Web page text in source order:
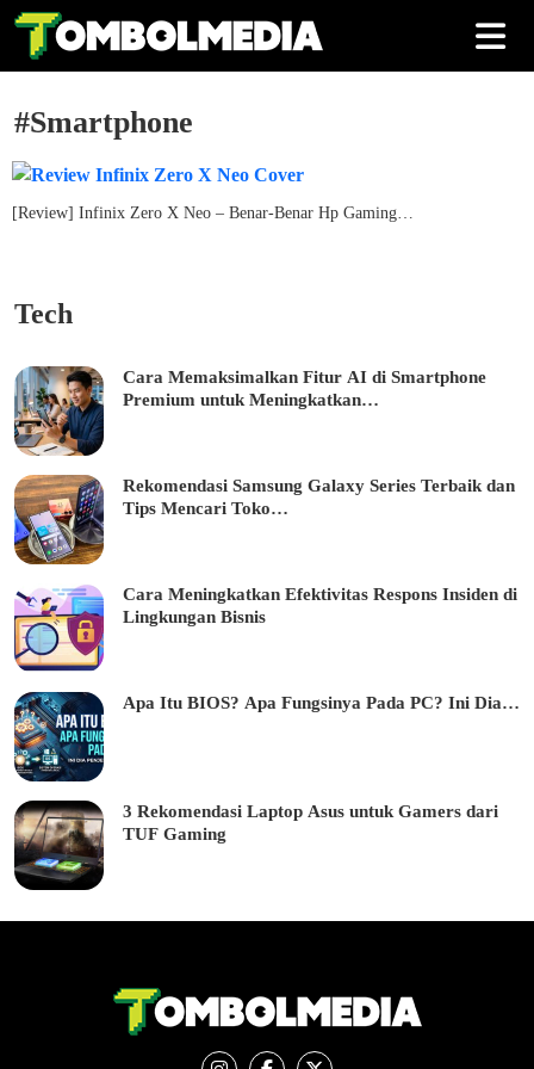
#Smartphone
[Review] Infinix Zero X Neo – Benar-Benar Hp Gaming…
Tech
Cara Memaksimalkan Fitur AI di Smartphone
Premium untuk Meningkatkan…
Rekomendasi Samsung Galaxy Series Terbaik dan
Tips Mencari Toko…
Cara Meningkatkan Efektivitas Respons Insiden di
Lingkungan Bisnis
Apa Itu BIOS? Apa Fungsinya Pada PC? Ini Dia…
3 Rekomendasi Laptop Asus untuk Gamers dari
TUF Gaming